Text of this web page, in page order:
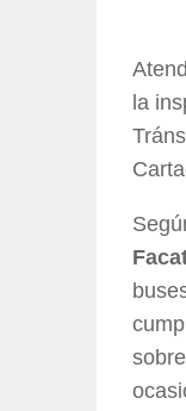
la